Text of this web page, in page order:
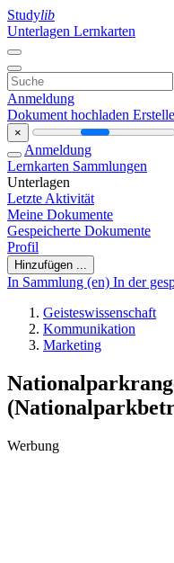
Studylib
Unterlagen Lernkarten
Anmeldung
Dokument hochladen
×
Anmeldung
Lernkarten Sammlungen
Unterlagen
Letzte Aktivität
Meine Dokumente
Gespeicherte Dokumente
Profil
Hinzufügen ...
In Sammlung (en) In der
Geisteswissenschaft
Kommunikation
Marketing
Werbung